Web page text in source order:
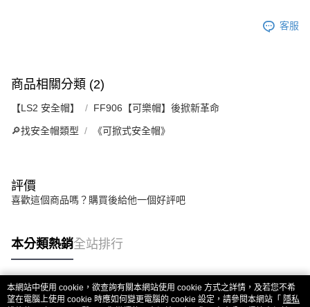
客服
商品相關分類 (2)
【LS2 安全帽】 FF906【可樂帽】後掀新革命
🔎找安全帽類型 《可掀式安全帽》
評價
喜歡這個商品嗎？購買後給他一個好評吧
本分類熱銷全站排行
熱門標籤
本網站中使用 cookie，欲查詢有關本網站使用 cookie 方式之詳情，及若您不希
望在電腦上使用 cookie 時應如何變更電腦的 cookie 設定，請參閱本網站「 隱私